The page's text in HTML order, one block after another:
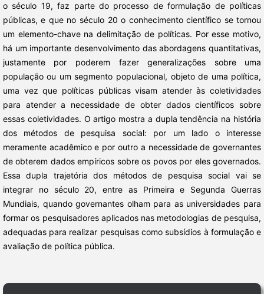
o século 19, faz parte do processo de formulação de políticas
públicas, e que no século 20 o conhecimento científico se tornou
um elemento-chave na delimitação de políticas. Por esse motivo,
há um importante desenvolvimento das abordagens quantitativas,
justamente por poderem fazer generalizações sobre uma
população ou um segmento populacional, objeto de uma política,
uma vez que políticas públicas visam atender às coletividades
para atender a necessidade de obter dados científicos sobre
essas coletividades. O artigo mostra a dupla tendência na história
dos métodos de pesquisa social: por um lado o interesse
meramente acadêmico e por outro a necessidade de governantes
de obterem dados empíricos sobre os povos por eles governados.
Essa dupla trajetória dos métodos de pesquisa social vai se
integrar no século 20, entre as Primeira e Segunda Guerras
Mundiais, quando governantes olham para as universidades para
formar os pesquisadores aplicados nas metodologias de pesquisa,
adequadas para realizar pesquisas como subsídios à formulação e
avaliação de política pública.